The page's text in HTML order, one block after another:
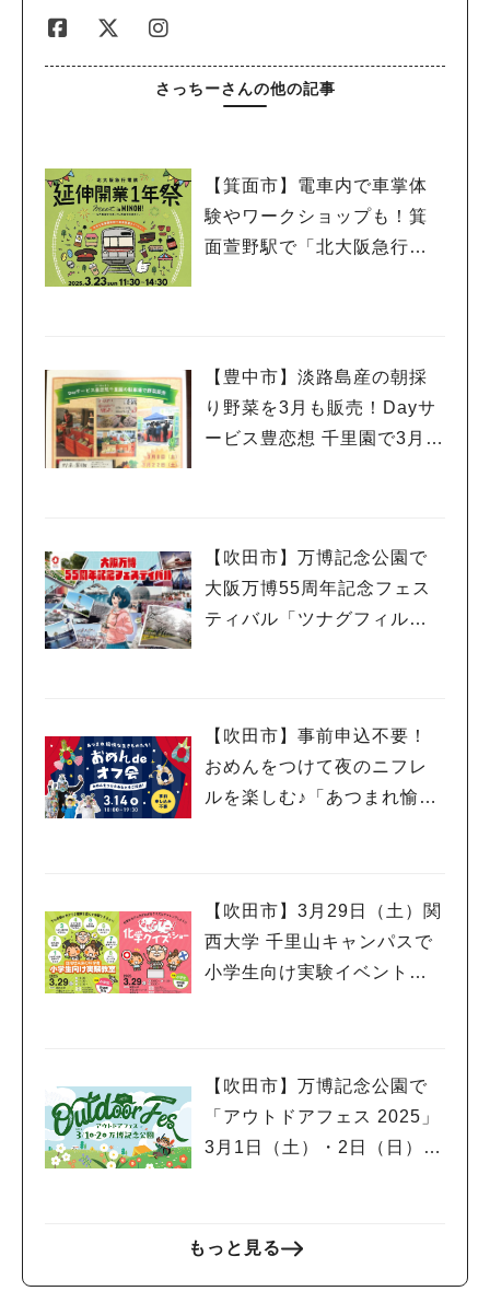
さっちーさんの他の記事
【箕面市】電車内で車掌体
験やワークショップも！箕
面萱野駅で「北大阪急行電
【豊中市】淡路島産の朝採
り野菜を3月も販売！Dayサ
ービス豊恋想 千里園で3月8
【吹田市】万博記念公園で
大阪万博55周年記念フェス
ティバル「ツナグフィルム1
【吹田市】事前申込不要！
おめんをつけて夜のニフレ
ルを楽しむ♪「あつまれ愉快
【吹田市】3月29日（土）関
西大学 千里山キャンパスで
小学生向け実験イベント、
【吹田市】万博記念公園で
「アウトドアフェス 2025」
3月1日（土）・2日（日）開
も同時開催
もっと見る